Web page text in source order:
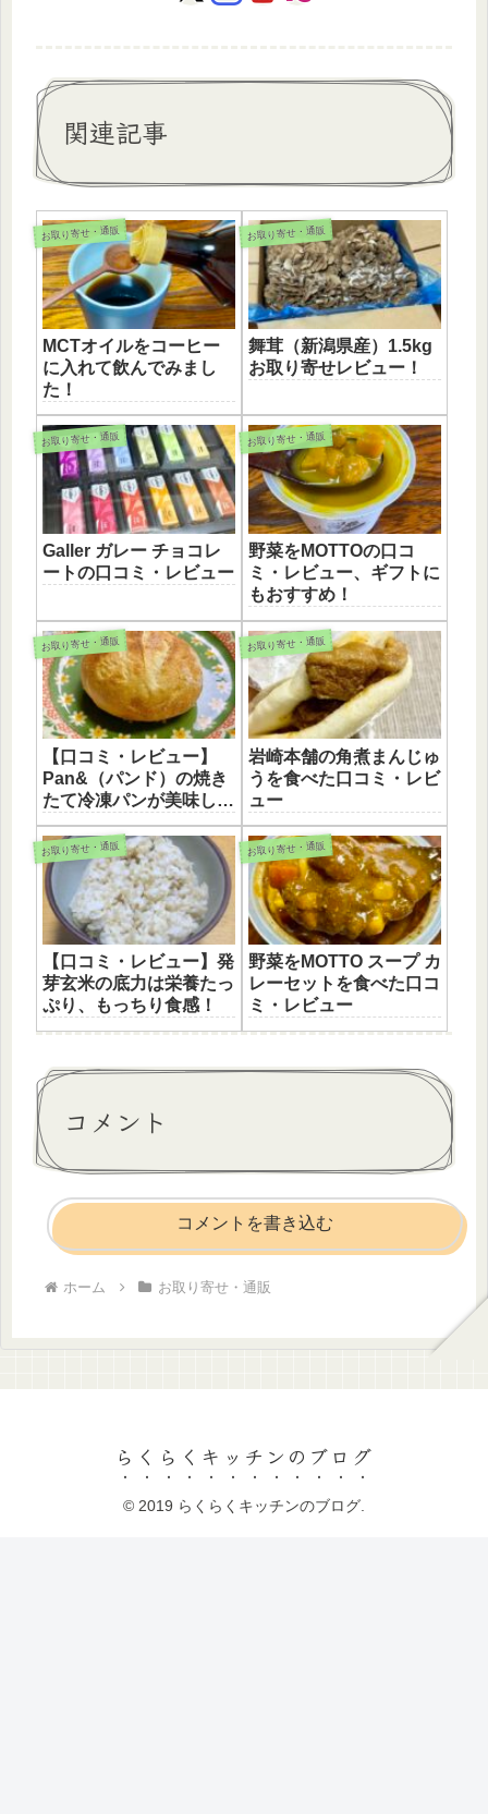
関連記事
お取り寄せ・通販
MCTオイルをコーヒー
に入れて飲んでみまし
た！
お取り寄せ・通販
舞茸（新潟県産）1.5kg
お取り寄せレビュー！
お取り寄せ・通販
Galler ガレー チョコレ
ートの口コミ・レビュー
お取り寄せ・通販
野菜をMOTTOの口コ
ミ・レビュー、ギフトに
もおすすめ！
お取り寄せ・通販
【口コミ・レビュー】
Pan&（パンド）の焼き
たて冷凍パンが美味し
い！
お取り寄せ・通販
岩崎本舗の角煮まんじゅ
うを食べた口コミ・レビ
ュー
お取り寄せ・通販
【口コミ・レビュー】発
芽玄米の底力は栄養たっ
ぷり、もっちり食感！
お取り寄せ・通販
野菜をMOTTO スープ カ
レーセットを食べた口コ
ミ・レビュー
コメント
コメントを書き込む
ホーム お取り寄せ・通販
らくらくキッチンのブログ
© 2019 らくらくキッチンのブログ.